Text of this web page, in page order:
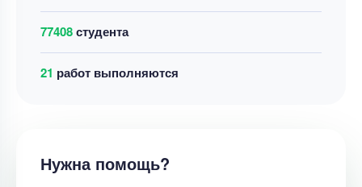
77408студента
21 работ выполняются
Нужна помощь?